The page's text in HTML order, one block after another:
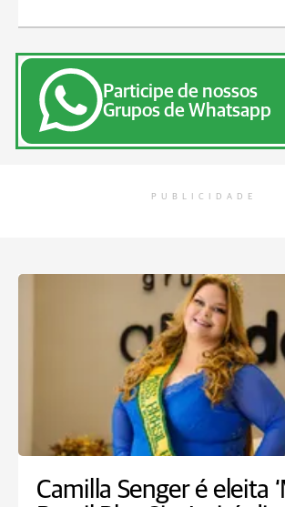
Participe de nossos
Grupos de Whatsapp
PUBLICIDADE
Camilla Senger é eleita